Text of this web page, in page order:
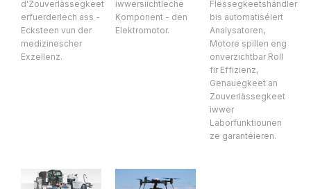
d'Zouverlässegkeet
erfuerderlech ass -
Ecksteen vun der
medizinescher
Exzellenz.
iwwersiichtleche
Komponent - den
Elektromotor.
Flëssegkeetshändler
bis automatiséiert
Analysatoren,
Motore spillen eng
onverzichtbar Roll
fir Effizienz,
Genauegkeet an
Zouverlässegkeet
iwwer
Laborfunktiounen
ze garantéieren.